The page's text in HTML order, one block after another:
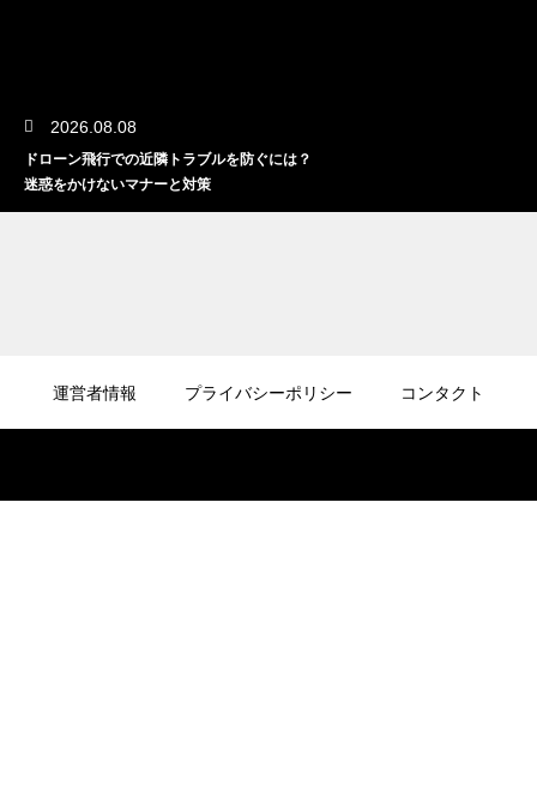
2026.08.08
ドローン飛行での近隣トラブルを防ぐには？
迷惑をかけないマナーと対策
ールと注意点を詳しく解説
運営者情報 プライバシーポリシー コンタクト